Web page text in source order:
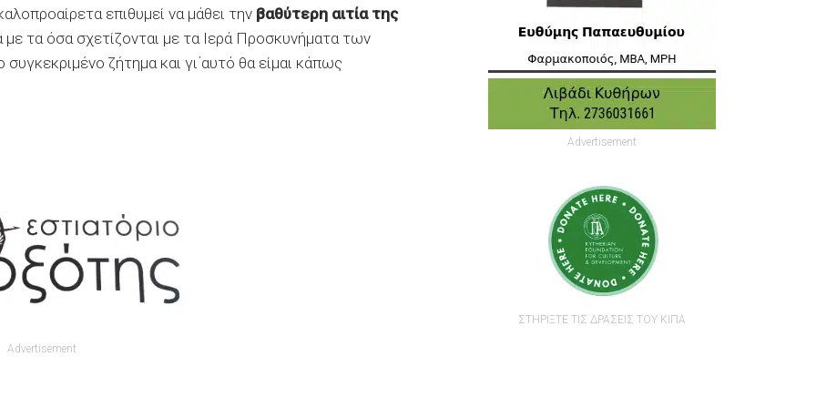
επιθυμεί να μάθει την βαθύτερη αιτία της
με τα όσα σχετίζονται με τα Ιερά Προσκυνήματα των
ζήτημα και γι΄αυτό θα είμαι κάπως
Advertisement
Advertisement
ΣΤΗΡΙΞΤΕ ΤΙΣ ΔΡΑΣΕΙΣ ΤΟΥ ΚΙΠΑ